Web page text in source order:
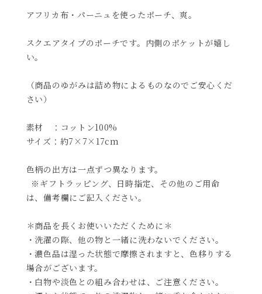
アフリカ布・パーニュを使ったポーチ、爽。
スクエアタイプのポーチです。内側のポケットが嬉し
い。
（商品のゆがみは詰め物によるものなのでご安心くだ
さい）
素材 ：コットン100%
サイズ：約7×7×17cm
色柄の出方は一点ずつ異なります。
※ギフトラッピング、日時指定、その他のご用命
は、備考欄にご記入ください。
＊商品を長くお使いいただくために＊
・洗濯の際、他の物と一緒に洗わないでください。
・濃色品は湿った状態で摩擦されますと、色移りする
場合がございます。
・白物や淡色との組み合わせは、ご注意ください。